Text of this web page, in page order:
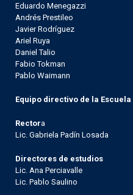
Eduardo Menegazzi
Andrés Prestileo
Javier Rodríguez
Ariel Ruya
Daniel Talio
Fabio Tokman
Pablo Waimann
Equipo directivo de la Escuela
Rectora
Lic. Gabriela Padín Losada
Directores de estudios
Lic. Ana Perciavalle
Lic. Pablo Saulino